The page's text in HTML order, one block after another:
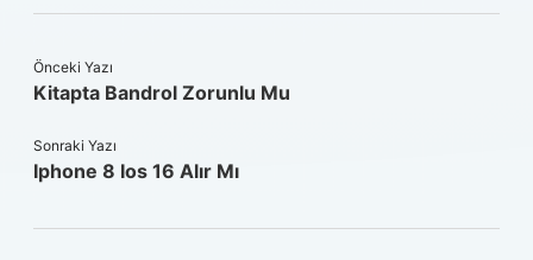
Önceki Yazı
Kitapta Bandrol Zorunlu Mu
Sonraki Yazı
Iphone 8 Ios 16 Alır Mı